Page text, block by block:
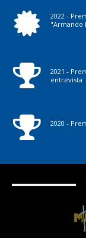
2022 -
"Armando
2021 -
entrevista
2020 -